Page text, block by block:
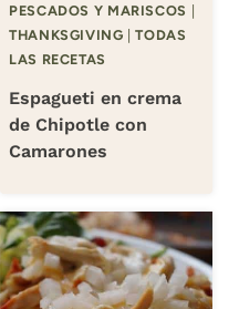
PESCADOS Y MARISCOS
THANKSGIVING |TODAS
LAS RECETAS
Espagueti en crema
de Chipotle con
Camarones